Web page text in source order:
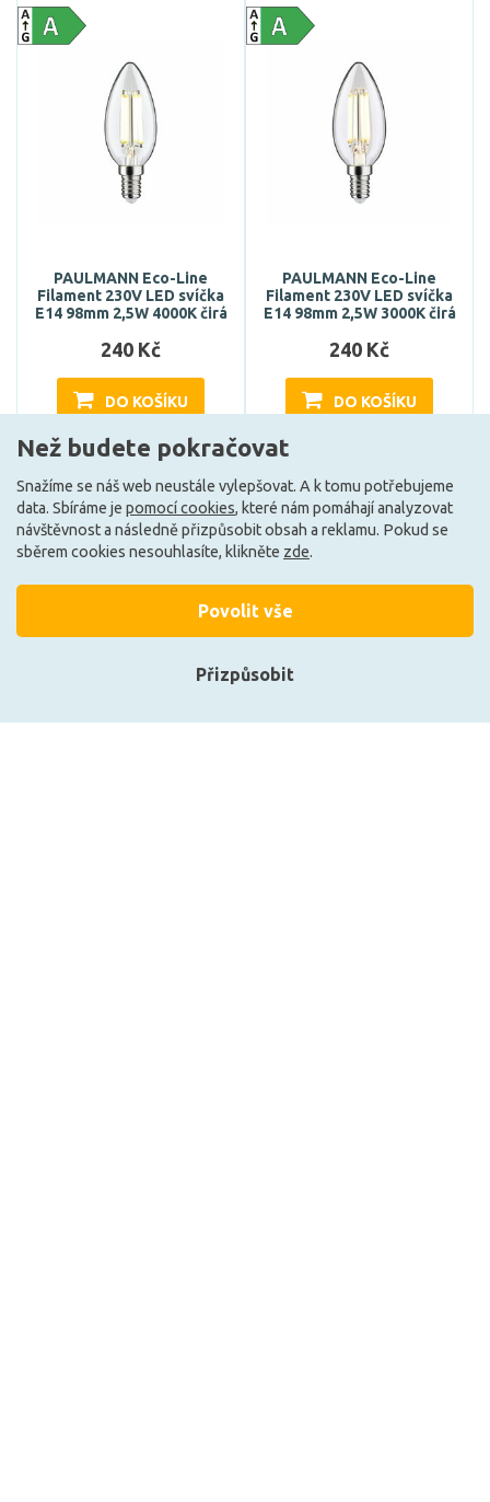
PAULMANN Eco-Line
Filament 230V LED svíčka
E14 98mm 2,5W 4000K čirá
240 Kč
DO KOŠÍKU
Může být u Vás 19. 8.
PAULMANN Eco-Line
Filament 230V LED svíčka
E14 98mm 2,5W 3000K čirá
240 Kč
DO KOŠÍKU
Může být u Vás 19. 8.
Ze stejné kolekce
Než budete pokračovat
Snažíme se náš web neustále vylepšovat. A k tomu potřebujeme
data. Sbíráme je pomocí cookies, které nám pomáhají analyzovat
návštěvnost a následně přizpůsobit obsah a reklamu. Pokud se
sběrem cookies nesouhlasíte, klikněte zde.
Přizpůsobit
Povolit vše